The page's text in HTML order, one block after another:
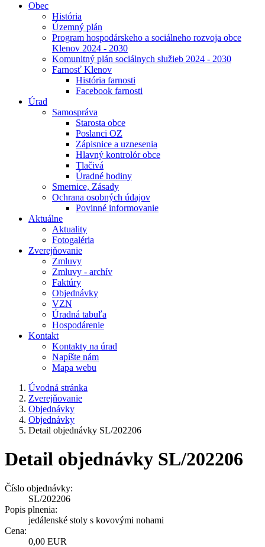
Obec
História
Územný plán
Program hospodárskeho a sociálneho rozvoja obce
Klenov 2024 - 2030
Komunitný plán sociálnych služieb 2024 - 2030
Farnosť Klenov
História farnosti
Facebook farnosti
Úrad
Samospráva
Starosta obce
Poslanci OZ
Zápisnice a uznesenia
Hlavný kontrolór obce
Tlačivá
Úradné hodiny
Smernice, Zásady
Ochrana osobných údajov
Povinné informovanie
Aktuálne
Aktuality
Fotogaléria
Zverejňovanie
Zmluvy
Zmluvy - archív
Faktúry
Objednávky
VZN
Úradná tabuľa
Hospodárenie
Kontakt
Kontakty na úrad
Napíšte nám
Mapa webu
Úvodná stránka
Zverejňovanie
Objednávky
Objednávky
Detail objednávky SL/202206
Detail objednávky SL/202206
Číslo objednávky:
SL/202206
Popis plnenia:
jedálenské stoly s kovovými nohami
Cena:
0,00 EUR